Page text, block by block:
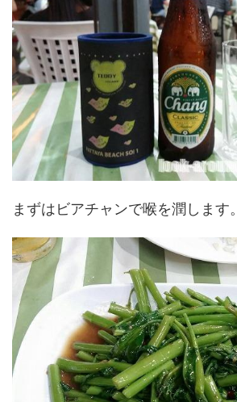
まずはビアチャンで喉を潤します。